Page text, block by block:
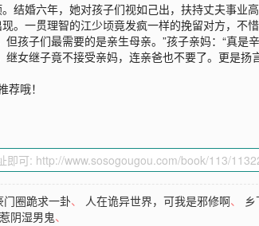
结婚六年，她对孩子们视如己出，扶持丈夫事业
。一贯理智的江少顷竟发疯一样的挽留对方，不
孩子们最需要的是亲生母亲。”孩子亲妈：“真是
女继子竟不接受亲妈，连亲爸也不要了。更是扬
哦！
圈跪求一卦、 人在诡异世界，可我是邪修啊、
阴湿男鬼、